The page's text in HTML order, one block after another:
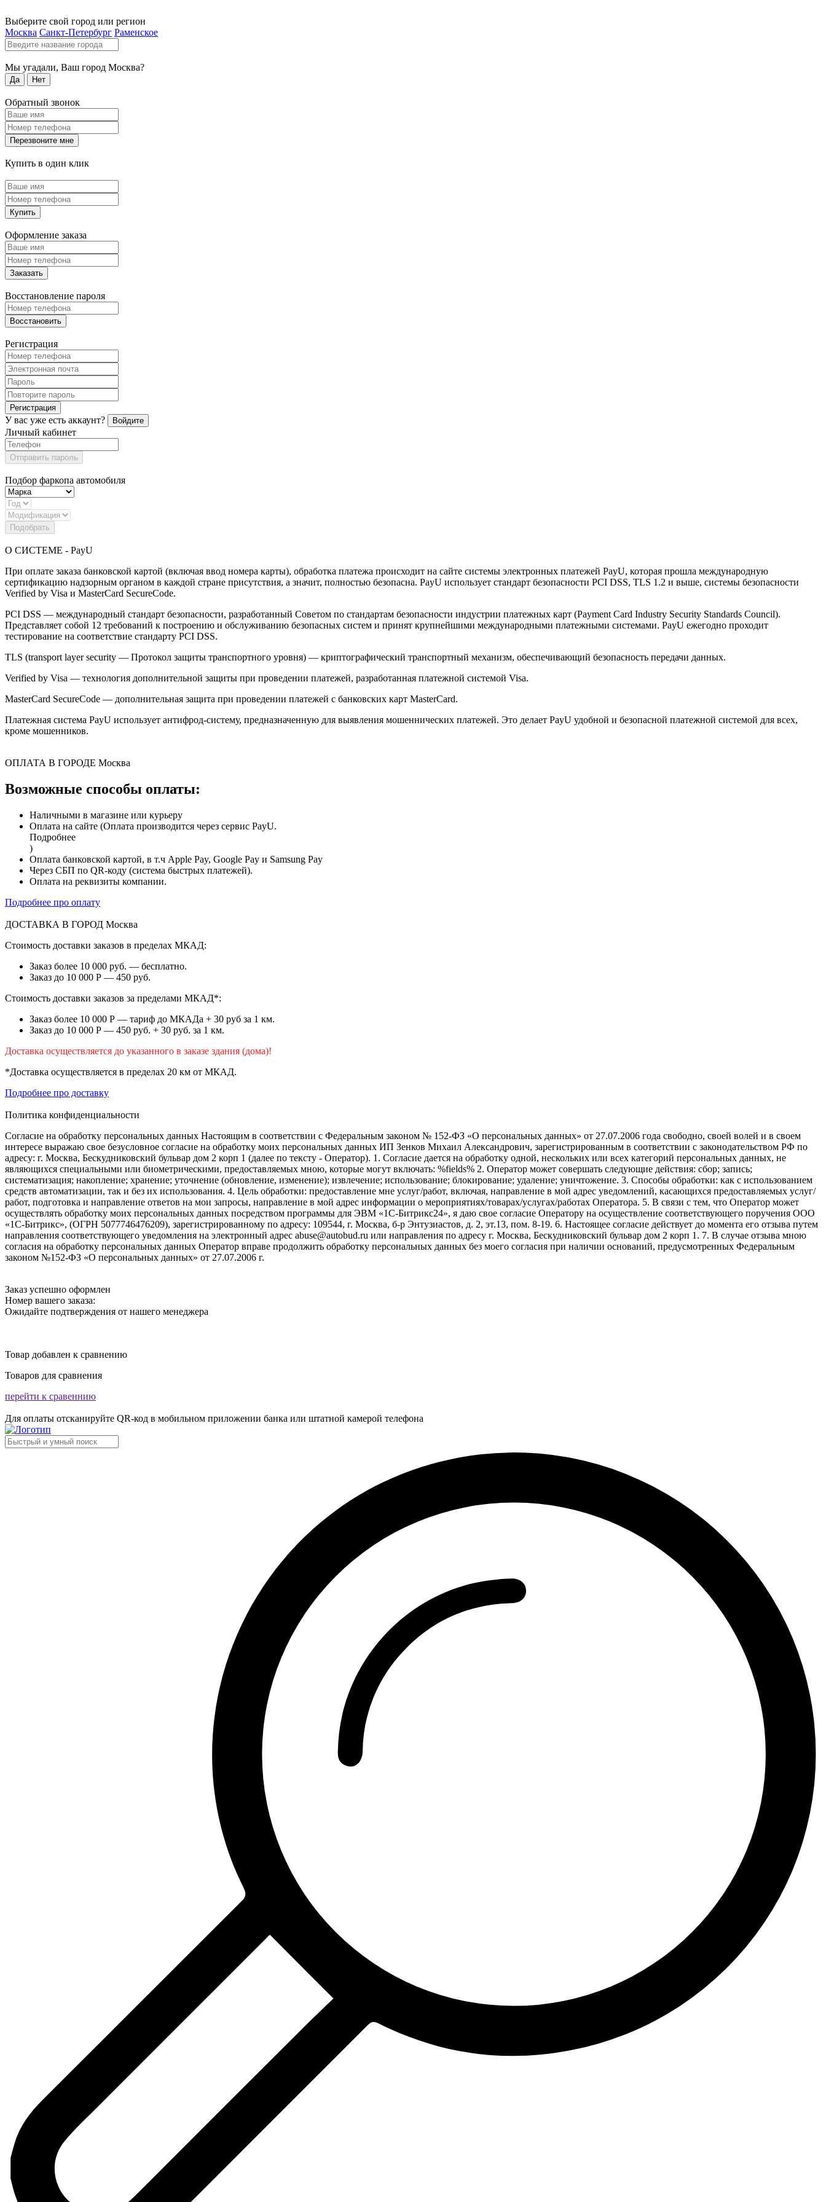
Выберите свой город или регион
Москва Санкт-Петербург Раменское
Мы угадали, Ваш город Москва?
Да Нет
Обратный звонок
Перезвоните мне
Купить в один клик
Купить
Оформление заказа
Заказать
Восстановление пароля
Восстановить
Регистрация
Регистрация
У вас уже есть аккаунт? Войдите
Личный кабинет
Отправить пароль
Подбор фаркопа автомобиля
Подобрать
О СИСТЕМЕ - PayU
При оплате заказа банковской картой (включая ввод номера карты), обработка платежа происходит на сайте системы электронных платежей PayU, которая прошла международную
сертификацию надзорным органом в каждой стране присутствия, а значит, полностью безопасна. PayU использует стандарт безопасности PCI DSS, TLS 1.2 и выше, системы безопасности
Verified by Visa и MasterCard SecureCode.
PCI DSS — международный стандарт безопасности, разработанный Советом по стандартам безопасности индустрии платежных карт (Payment Card Industry Security Standards Council).
Представляет собой 12 требований к построению и обслуживанию безопасных систем и принят крупнейшими международными платежными системами. PayU ежегодно проходит
тестирование на соответствие стандарту PCI DSS.
TLS (transport layer security — Протокол защиты транспортного уровня) — криптографический транспортный механизм, обеспечивающий безопасность передачи данных.
Verified by Visa — технология дополнительной защиты при проведении платежей, разработанная платежной системой Visa.
MasterCard SecureCode — дополнительная защита при проведении платежей с банковских карт MasterCard.
Платежная система PayU использует антифрод-систему, предназначенную для выявления мошеннических платежей. Это делает PayU удобной и безопасной платежной системой для всех,
кроме мошенников.
ОПЛАТА В ГОРОДЕ Москва
Возможные способы оплаты:
Наличными в магазине или курьеру
Оплата на сайте (Оплата производится через сервис PayU.
Подробнее
)
Оплата банковской картой, в т.ч Apple Pay, Google Pay и Samsung Pay
Через СБП по QR-коду (система быстрых платежей).
Оплата на реквизиты компании.
Подробнее про оплату
ДОСТАВКА В ГОРОД Москва
Стоимость доставки заказов в пределах МКАД:
Заказ более 10 000 руб. — бесплатно.
Заказ до 10 000 Р — 450 руб.
Стоимость доставки заказов за пределами МКАД*:
Заказ более 10 000 Р — тариф до МКАДа + 30 руб за 1 км.
Заказ до 10 000 Р — 450 руб. + 30 руб. за 1 км.
Доставка осуществляется до указанного в заказе здания (дома)!
*Доставка осуществляется в пределах 20 км от МКАД.
Подробнее про доставку
Политика конфиденциальности
Согласие на обработку персональных данных Настоящим в соответствии с Федеральным законом № 152-ФЗ «О персональных данных» от 27.07.2006 года свободно, своей волей и в своем
интересе выражаю свое безусловное согласие на обработку моих персональных данных ИП Зенков Михаил Александрович, зарегистрированным в соответствии с законодательством РФ по
адресу: г. Москва, Бескудниковский бульвар дом 2 корп 1 (далее по тексту - Оператор). 1. Согласие дается на обработку одной, нескольких или всех категорий персональных данных, не
являющихся специальными или биометрическими, предоставляемых мною, которые могут включать: %fields% 2. Оператор может совершать следующие действия: сбор; запись;
систематизация; накопление; хранение; уточнение (обновление, изменение); извлечение; использование; блокирование; удаление; уничтожение. 3. Способы обработки: как с использованием
средств автоматизации, так и без их использования. 4. Цель обработки: предоставление мне услуг/работ, включая, направление в мой адрес уведомлений, касающихся предоставляемых услуг/
работ, подготовка и направление ответов на мои запросы, направление в мой адрес информации о мероприятиях/товарах/услугах/работах Оператора. 5. В связи с тем, что Оператор может
осуществлять обработку моих персональных данных посредством программы для ЭВМ «1С-Битрикс24», я даю свое согласие Оператору на осуществление соответствующего поручения ООО
«1С-Битрикс», (ОГРН 5077746476209), зарегистрированному по адресу: 109544, г. Москва, б-р Энтузиастов, д. 2, эт.13, пом. 8-19. 6. Настоящее согласие действует до момента его отзыва путем
направления соответствующего уведомления на электронный адрес abuse@autobud.ru или направления по адресу г. Москва, Бескудниковский бульвар дом 2 корп 1. 7. В случае отзыва мною
согласия на обработку персональных данных Оператор вправе продолжить обработку персональных данных без моего согласия при наличии оснований, предусмотренных Федеральным
законом №152-ФЗ «О персональных данных» от 27.07.2006 г.
Заказ успешно оформлен
Номер вашего заказа:
Ожидайте подтверждения от нашего менеджера
Товар добавлен к сравнению
Товаров для сравнения
перейти к сравеннию
Для оплаты отсканируйте QR-код в мобильном приложении банка или штатной камерой телефона